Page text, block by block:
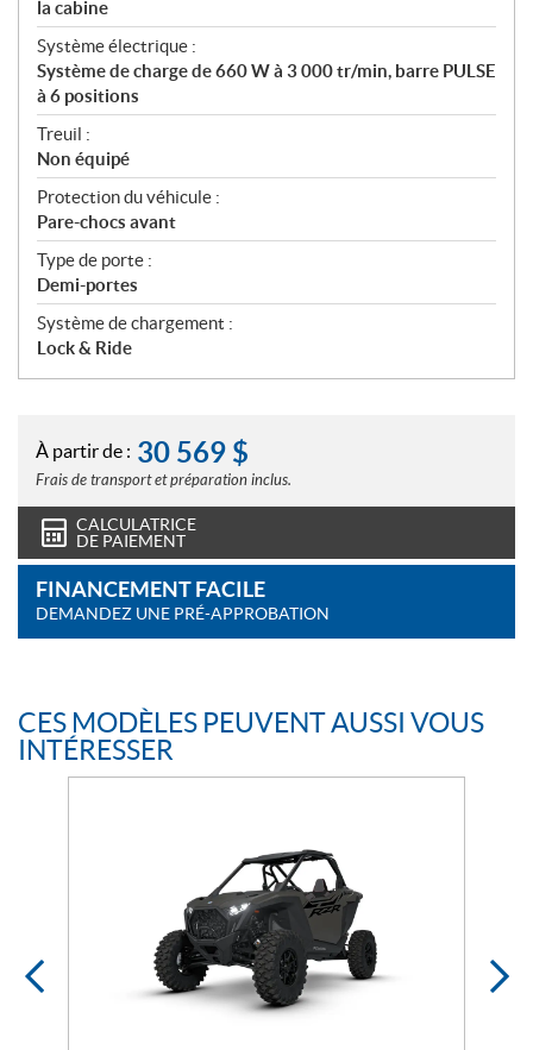
la cabine
Système électrique :
Système de charge de 660 W à 3 000 tr/min, barre PULSE
à 6 positions
Treuil :
Non équipé
Protection du véhicule :
Pare-chocs avant
Type de porte :
Demi-portes
Système de chargement :
Lock & Ride
À partir de : 30 569 $
Frais de transport et préparation inclus.
CALCULATRICE
DE PAIEMENT
FINANCEMENT FACILE
DEMANDEZ UNE PRÉ-APPROBATION
CES MODÈLES PEUVENT AUSSI VOUS
INTÉRESSER